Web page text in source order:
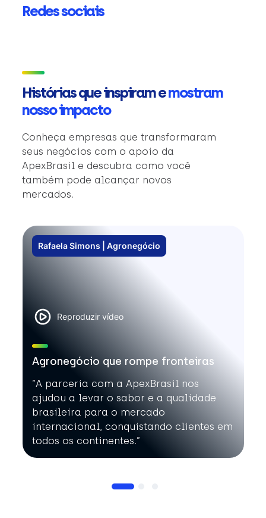
Redes sociais
Histórias que inspiram emostram
nosso impacto
Conheça empresas que transformaram
seus negócios com o apoio da
ApexBrasil e descubra como você
também pode alcançar novos
mercados.
Rafaela Simons | Agronegócio
Reproduzir vídeo
Agronegócio que rompe fronteiras
”A parceria com a ApexBrasil nos
ajudou a levar o sabor e a qualidade
brasileira para o mercado
internacional, conquistando clientes em
todos os continentes.”